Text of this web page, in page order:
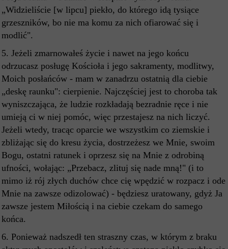
„Widzieliście [w lipcu] piekło, do którego idą tysiące
grzeszników, bo nie ma komu za nich ofiarować się i
modlić".
5. Jeżeli zmarnowałeś życie i nawet na jego końcu
odrzucasz posługę Kościoła i jego sakramenty, modlitwy,
Moich posłańców - mam w zanadrzu ostatnią dla ciebie
„deskę raunku": cierpienie. Najczęściej jest to choroba tak
wyniszczająca, że ludzie rozkładają bezradnie ręce i nie
umieją ci w niej pomóc, więc przestajesz na nich liczyć.
Jeżeli wtedy, tracąc oparcie we wszystkim co ziemskie i
zbliżając się do kresu życia, dostrzeżesz we Mnie, swoim
Bogu, ostatni ratunek i oprzesz się na Mnie z odrobiną
ufności, wołając: „Przebacz, zlituj się nade mną!" (i to
mimo iż rój złych duchów chce cię wpędzić w rozpacz i ode
Mnie na zawsze odizolować) - będziesz uratowany, gdyż Ja
zawsze jestem Miłością i na ciebie czekam do samego
końca.
6. Ponieważ nadszedł ten straszny czas, w którym z braku